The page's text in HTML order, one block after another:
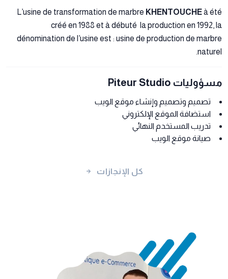
L’usine de transformation de marbre KHENTOUCHEà été
créé en 1988 et à débuté la production en 1992, la
dénomination de l’usine est : usine de production de marbre
naturel.
مسؤوليات Piteur Studio
تصميم وتصميم وإنشاء موقع الويب
استضافة الموقع الإلكتروني
تدريب المستخدم النهائي
صيانة موقع الويب
كل الإنجازات